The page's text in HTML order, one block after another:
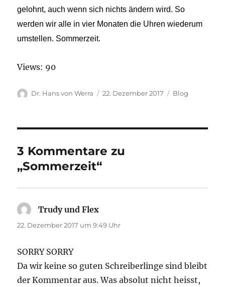
gelohnt, auch wenn sich nichts ändern wird. So
werden wir alle in vier Monaten die Uhren wiederum
umstellen. Sommerzeit.
Views: 90
Autor
Dr. Hans von Werra
Veröffentlicht
22. Dezember 2017 Kategorien
Blog
3 Kommentare zu
„Sommerzeit“
Trudy und Flex
22. Dezember 2017 um 9:49 Uhr
SORRY SORRY
Da wir keine so guten Schreiberlinge sind bleibt
der Kommentar aus. Was absolut nicht heisst,